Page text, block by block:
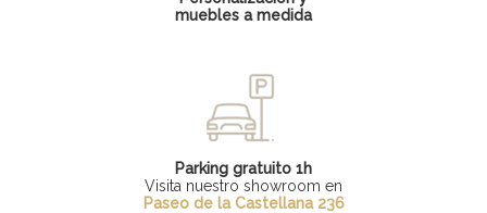
muebles a medida
Parking gratuito 1h
Visita nuestro showroom en
Paseo de la Castellana 236